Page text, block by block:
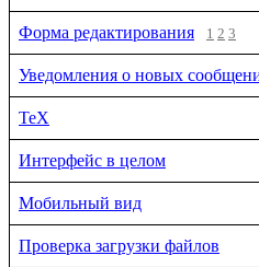
Форма редактирования 1 2 3
Уведомления о новых
TeX
Интерфейс в целом
Мобильный вид
Проверка загрузки файлов